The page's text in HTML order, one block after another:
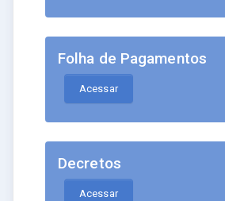
Folha de Pagamentos
Acessar
Decretos
Acessar